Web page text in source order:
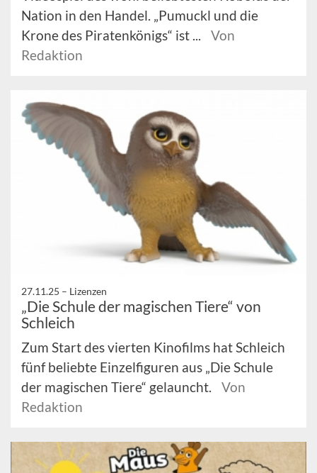
Nation in den Handel. „Pumuckl und die
Krone des Piratenkönigs“ ist ...
Von
Redaktion
27.11.25 – Lizenzen
„Die Schule der magischen Tiere“ von
Schleich
Zum Start des vierten Kinofilms hat Schleich
fünf beliebte Einzelfiguren aus „Die Schule
der magischen Tiere“ gelauncht.
Von
Redaktion